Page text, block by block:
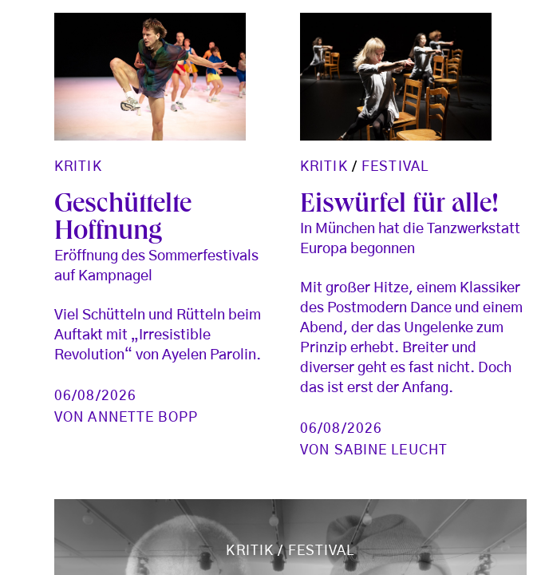
KRITIK
Geschüttelte
Hoffnung
Eröffnung des Sommerfestivals
auf Kampnagel
Viel Schütteln und Rütteln beim
Auftakt mit „Irresistible
Revolution“ von Ayelen Parolin.
06/08/2026
VONANNETTE BOPP
KRITIK / FESTIVAL
Eiswürfel für alle!
In München hat die Tanzwerkstatt
Europa begonnen
Mit großer Hitze, einem Klassiker
des Postmodern Dance und einem
Abend, der das Ungelenke zum
Prinzip erhebt. Breiter und
diverser geht es fast nicht. Doch
das ist erst der Anfang.
06/08/2026
VON SABINE LEUCHT
KRITIK/FESTIVAL